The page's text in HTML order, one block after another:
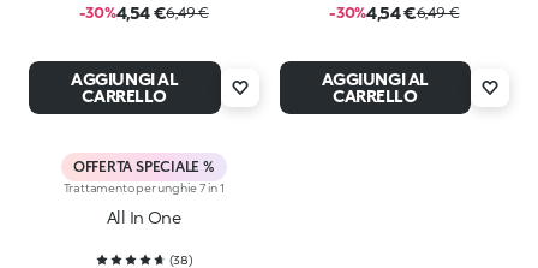
-30%4,54 €6,49 €
AGGIUNGI AL
CARRELLO
-30%4,54 €6,49 €
AGGIUNGI AL
CARRELLO
OFFERTA SPECIALE %
Trattamento per unghie 7 in 1
All In One
(38)